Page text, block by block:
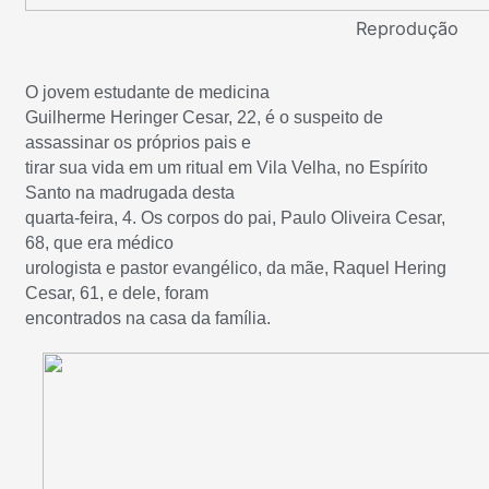
Reprodução
O jovem estudante de medicina
Guilherme Heringer Cesar, 22, é o suspeito de
assassinar os próprios pais e
tirar sua vida em um ritual em Vila Velha, no Espírito
Santo na madrugada desta
quarta-feira, 4. Os corpos do pai, Paulo Oliveira Cesar,
68, que era médico
urologista e pastor evangélico, da mãe, Raquel Hering
Cesar, 61, e dele, foram
encontrados na casa da família.